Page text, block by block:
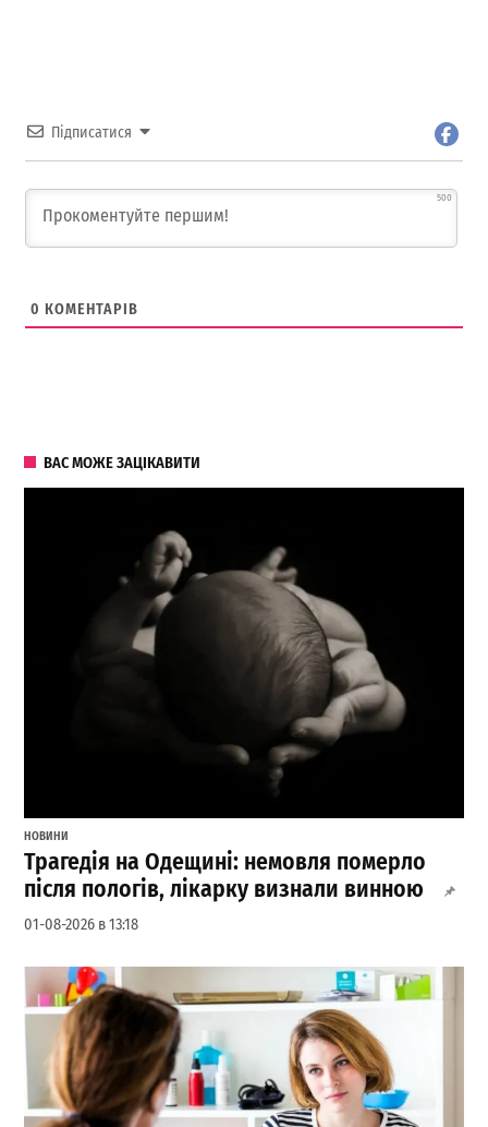
Підписатися
500
0 КОМЕНТАРІВ
ВАС МОЖЕ ЗАЦІКАВИТИ
НОВИНИ
Трагедія на Одещині: немовля померло
після пологів, лікарку визнали винною
01-08-2026 в 13:18